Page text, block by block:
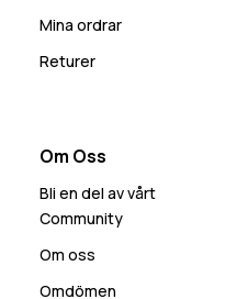
Mina ordrar
Returer
Om Oss
Bli en del av vårt
Community
Om oss
Omdömen